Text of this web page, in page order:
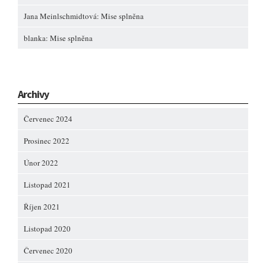
Jana Meinlschmidtová: Mise splněna
blanka: Mise splněna
Archivy
Červenec 2024
Prosinec 2022
Únor 2022
Listopad 2021
Říjen 2021
Listopad 2020
Červenec 2020